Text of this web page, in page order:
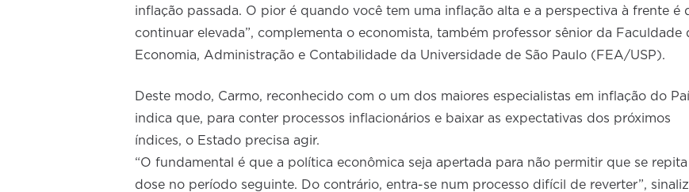
inflação passada. O pior é quando você tem uma inflação alta e a perspectiva à frente é
continuar elevada”, complementa o economista, também professor sênior da Faculdade
Economia, Administração e Contabilidade da Universidade de São Paulo (FEA/USP).
Deste modo, Carmo, reconhecido com o um dos maiores especialistas em inflação do
indica que, para conter processos inflacionários e baixar as expectativas dos próximos
índices, o Estado precisa agir.
“O fundamental é que a política econômica seja apertada para não permitir que se repita
dose no período seguinte. Do contrário, entra-se num processo difícil de reverter”,